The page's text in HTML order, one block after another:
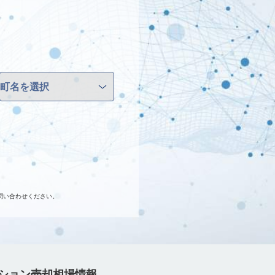
合わせください。